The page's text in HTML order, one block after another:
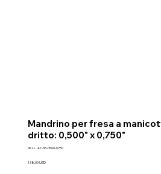
Mandrino per fresa a
dritto: 0,500" x 0,750"
SKU: SKU
36-
A1-36-0500-0750
Prezzo
138,00 USD